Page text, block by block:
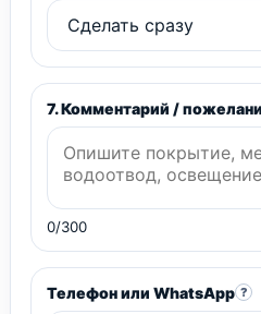
7. Комментарий /
0/300
Телефон или WhatsApp ?